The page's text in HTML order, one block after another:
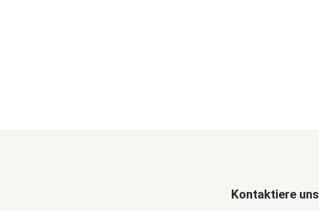
Kontaktiere uns